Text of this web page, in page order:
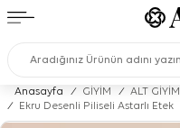
Anasayfa / GİYİM / ALT GİYİM
/
Ekru Desenli Piliseli Astarlı Etek